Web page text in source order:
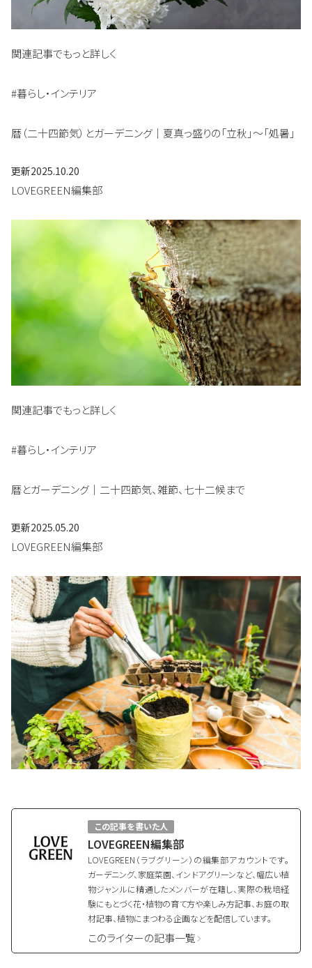
関連記事でもっと詳しく
#暮らし・インテリア
暦（二十四節気）とガーデニング｜夏真っ盛りの「立秋」～「処暑」
更新2025.10.20
LOVEGREEN編集部
関連記事でもっと詳しく
#暮らし・インテリア
暦とガーデニング｜二十四節気、雑節、七十二候まで
更新2025.05.20
LOVEGREEN編集部
この記事を書いた人
LOVEGREEN編集部
LOVEGREEN（ラブグリーン）の編集部アカウントです。
ガーデニング、家庭菜園、インドアグリーンなど、幅広い植
物ジャンルに精通したメンバーが在籍し、実際の栽培経
験にもとづく花・植物の育て方や楽しみ方記事、お庭の取
材記事、植物にまつわる企画などを配信しています。
このライターの記事一覧